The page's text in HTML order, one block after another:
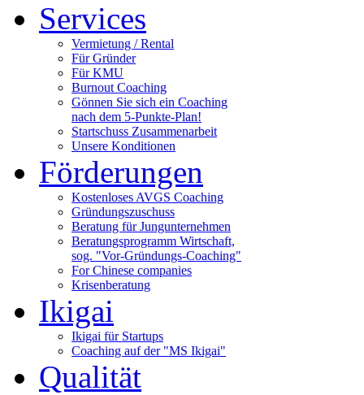
Services
Vermietung / Rental
Für Gründer
Für KMU
Burnout Coaching
Gönnen Sie sich ein Coaching
nach dem 5-Punkte-Plan!
Startschuss Zusammenarbeit
Unsere Konditionen
Förderungen
Kostenloses AVGS Coaching
Gründungszuschuss
Beratung für Jungunternehmen
Beratungsprogramm Wirtschaft,
sog. "Vor-Gründungs-Coaching"
For Chinese companies
Krisenberatung
Ikigai
Ikigai für Startups
Coaching auf der "MS Ikigai"
Qualität